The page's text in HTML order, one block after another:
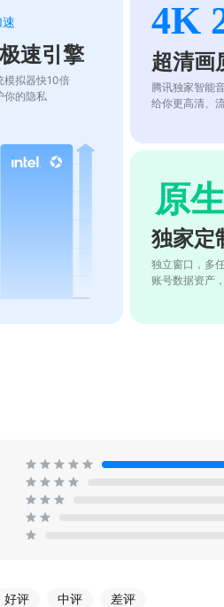
速
速引擎
模拟器快10倍
你的隐私
4K
超清画
腾讯独家智能
给你更高清、
原
独家定
独立窗口，多
账号数据资产
好评 中评 差评